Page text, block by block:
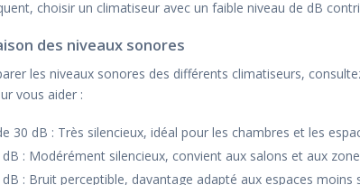
choisir un climatiseur avec un faible niveau de dB
des niveaux sonores
les niveaux sonores des différents climatiseurs,
vous aider :
30 dB : Très silencieux, idéal pour les chambres et les
dB : Modérément silencieux, convient aux salons et aux
: Bruit perceptible, davantage adapté aux espaces moins